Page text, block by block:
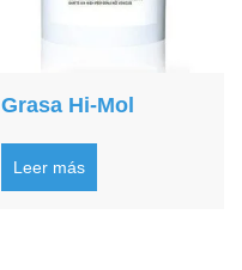
Grasa Hi-Mol
Leer más